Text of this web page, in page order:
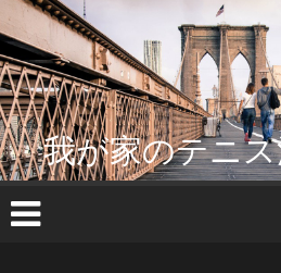
ン
テ
ン
ツ
へ
ス
キ
ッ
我が家のテニ